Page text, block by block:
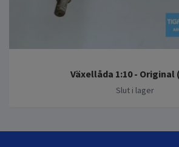
Växellåda 1:10 - Original
Slut i lager